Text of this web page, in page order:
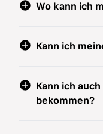
Wo kann ich
Kann ich
Kann ich
bekommen?